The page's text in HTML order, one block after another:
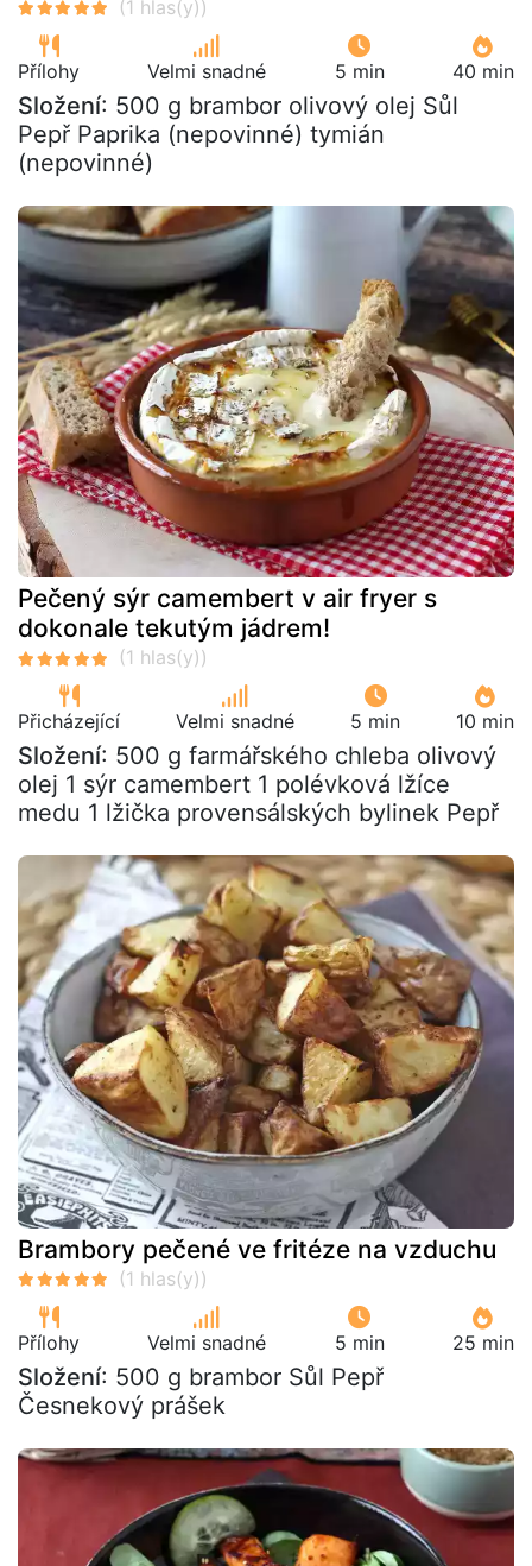
Přílohy Velmi snadné 5 min 40 min
Složení: 500 g brambor olivový olej Sůl
Pepř Paprika (nepovinné) tymián
(nepovinné)
Pečený sýr camembert v air fryer s
dokonale tekutým jádrem!
Přicházející Velmi snadné 5 min 10 min
Složení: 500 g farmářského chleba olivový
olej 1 sýr camembert 1 polévková lžíce
medu 1 lžička provensálských bylinek Pepř
Brambory pečené ve fritéze na vzduchu
Přílohy Velmi snadné 5 min 25 min
Složení: 500 g brambor Sůl Pepř
Česnekový prášek